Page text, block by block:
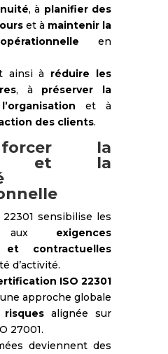
, à planifier des
et à maintenir la
en
ainsi à réduire les
, à préserver la
et à
des clients.
la
et la
sensibilise les
aux exigences
et contractuelles
d’activité.
ISO 22301
approche globale
alignée sur
27001.
deviennent des